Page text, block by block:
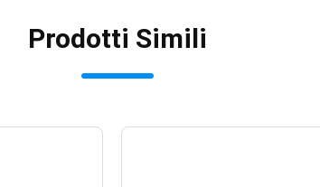
Prodotti Simili